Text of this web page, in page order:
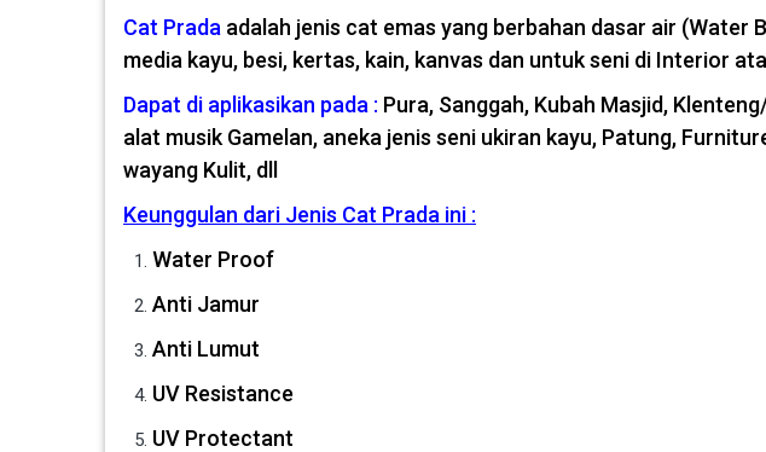
Cat Prada adalah jenis cat emas yang berbahan dasar air (Water
media kayu, besi, kertas, kain, kanvas dan untuk seni di Interior
Dapat di aplikasikan pada : Pura, Sanggah, Kubah Masjid,
alat musik Gamelan, aneka jenis seni ukiran kayu, Patung,
wayang Kulit, dll
Keunggulan dari Jenis Cat Prada ini :
Water Proof
Anti Jamur
Anti Lumut
UV Resistance
UV Protectant